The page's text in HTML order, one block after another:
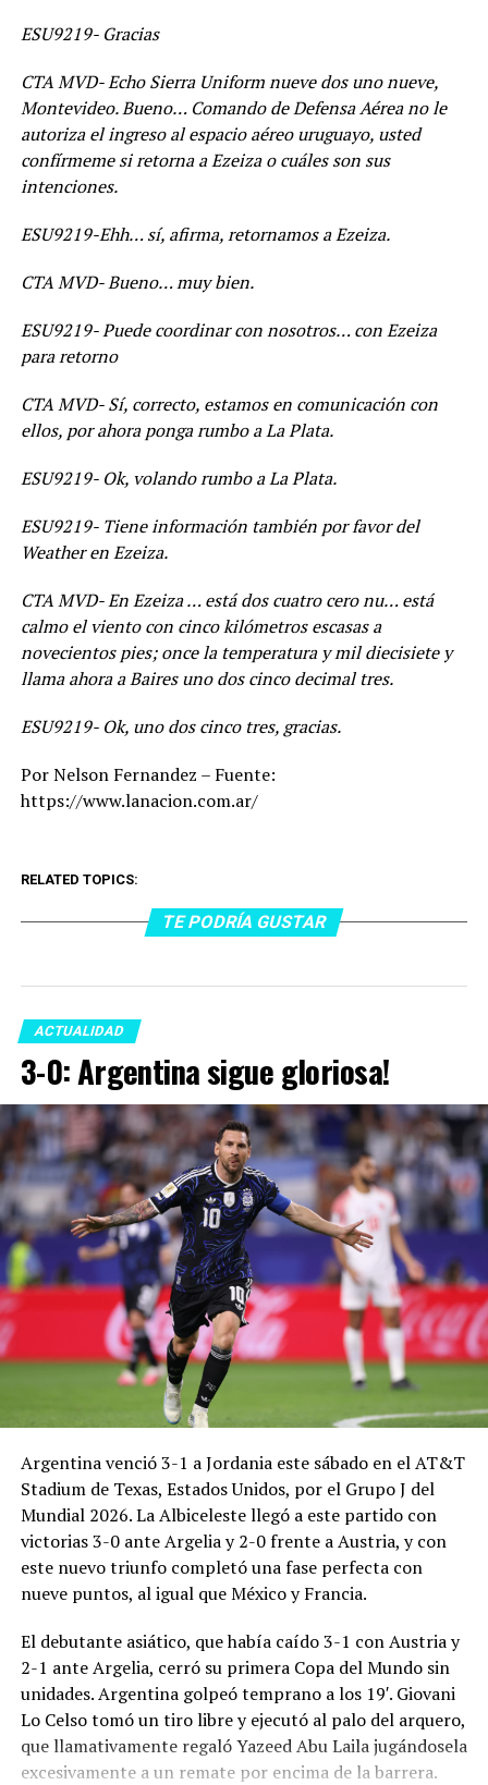
ESU9219- Gracias
CTA MVD- Echo Sierra Uniform nueve dos uno nueve,
Montevideo. Bueno… Comando de Defensa Aérea no le
autoriza el ingreso al espacio aéreo uruguayo, usted
confírmeme si retorna a Ezeiza o cuáles son sus
intenciones.
ESU9219-Ehh… sí, afirma, retornamos a Ezeiza.
CTA MVD- Bueno… muy bien.
ESU9219- Puede coordinar con nosotros… con Ezeiza
para retorno
CTA MVD- Sí, correcto, estamos en comunicación con
ellos, por ahora ponga rumbo a La Plata.
ESU9219- Ok, volando rumbo a La Plata.
ESU9219- Tiene información también por favor del
Weather en Ezeiza.
CTA MVD- En Ezeiza … está dos cuatro cero nu… está
calmo el viento con cinco kilómetros escasas a
novecientos pies; once la temperatura y mil diecisiete y
llama ahora a Baires uno dos cinco decimal tres.
ESU9219- Ok, uno dos cinco tres, gracias.
Por Nelson Fernandez – Fuente:
https://www.lanacion.com.ar/
RELATED TOPICS:
TE PODRÍA GUSTAR
ACTUALIDAD
3-0: Argentina sigue gloriosa!
Argentina venció 3-1 a Jordania este sábado en el AT&T
Stadium de Texas, Estados Unidos, por el Grupo J del
Mundial 2026. La Albiceleste llegó a este partido con
victorias 3-0 ante Argelia y 2-0 frente a Austria, y con
este nuevo triunfo completó una fase perfecta con
nueve puntos, al igual que México y Francia.
El debutante asiático, que había caído 3-1 con Austria y
2-1 ante Argelia, cerró su primera Copa del Mundo sin
unidades. Argentina golpeó temprano a los 19′. Giovani
Lo Celso tomó un tiro libre y ejecutó al palo del arquero,
que llamativamente regaló Yazeed Abu Laila jugándosela
excesivamente a un remate por encima de la barrera.